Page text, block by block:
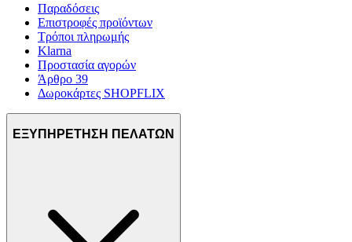
Παραδόσεις
Επιστροφές προϊόντων
Τρόποι πληρωμής
Klarna
Προστασία αγορών
Άρθρο 39
Δωροκάρτες SHOPFLIX
ΕΞΥΠΗΡΕΤΗΣΗ ΠΕΛΑΤΩΝ